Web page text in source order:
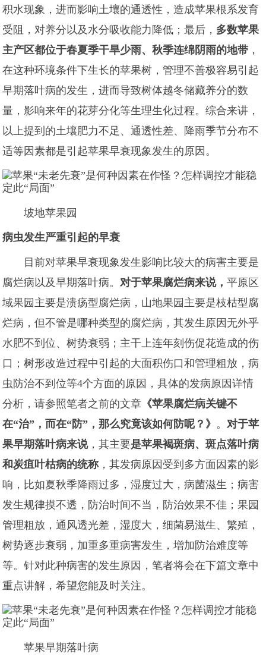
积水现象，进而影响土壤的通透性，造成苹果根系发育
受阻，对养分以及水分吸收能力降低；最后， 多数苹果
主产区都位于春夏季干旱少雨、秋季连绵阴雨的地带 ，
在这种环境条件下生长的苹果树，管理不善极容易引起
早期落叶病的发生，进而导致树体越冬储藏养分的数
量，影响来年的花芽分化等生理生化过程。综合来讲，
以上提到的土壤肥力不足、通透性差、降雨季节分布不
适等因素都是引起苹果早衰现象发生的原因。
坡地苹果园
病虫发生严重引起的早衰
目前对苹果早衰现象发生影响比较大的病害主要是
腐烂病以及早期落叶病。对于苹果腐烂病来说，平原区
域果园主要是溃疡型腐烂病，山地果园主要是枝枯型腐
烂病，但不管是哪种类型的腐烂病，其发生原因无外乎
水肥不到位、树势衰弱；主干上连年刻伤促花造成的伤
口；树形改造过程中引起的大面积伤口和管理粗放，病
虫防治不到位等4个方面的原因，具体的发病原因详情
分析，请参照笔者之前的文章 《苹果腐烂病关键不
在“治”，而在“防”，那么究竟该如何防呢？》 。对于苹
果早期落叶病来说，其主要是苹果褐斑病、斑点落叶病
和炭疽叶枯病的统称 ，其发病原因受到多方面因素的影
响，比如夏秋季降雨过多，湿度过大，病菌滋生；病害
发生规律摸不透，防治时间不当，防治效果不佳；果园
管理粗放，通风透光差，湿度大，细菌易滋生、繁殖，
树势逐步衰弱，加重多重病害发生，增加防治难度等
等。针对此种病害的发生原因，笔者将会在下篇文章中
重点讲解，希望您能及时关注。
苹果早期落叶病